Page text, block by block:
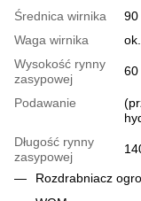
Średnica wirnika
90
Waga wirnika
Wysokość rynny
zasypowej
60
Podawanie
Długość rynny
zasypowej
Rozdrabniacz